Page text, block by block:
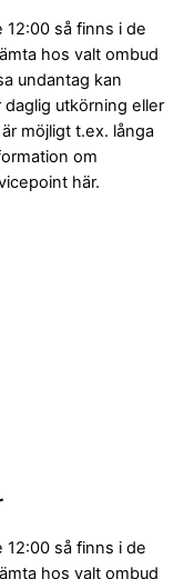
12:00 så finns i de
hos valt ombud
undantag kan
utkörning eller
möjligt t.ex. långa
om
här.
12:00 så finns i de
hos valt ombud